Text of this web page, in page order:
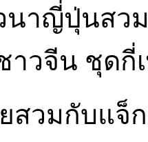
นาญี่ปุ่นสว
วจีน ชุดกี่
สวมกับแจ็